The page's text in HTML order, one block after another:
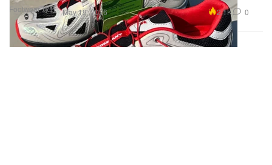
Footwear 球鞋 May 19, 2026 2.1K 0